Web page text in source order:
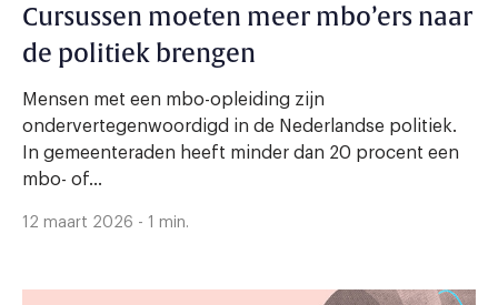
Cursussen moeten meer mbo’ers naar
de politiek brengen
Mensen met een mbo-opleiding zijn
ondervertegenwoordigd in de Nederlandse politiek.
In gemeenteraden heeft minder dan 20 procent een
mbo- of...
12 maart 2026 - 1 min.